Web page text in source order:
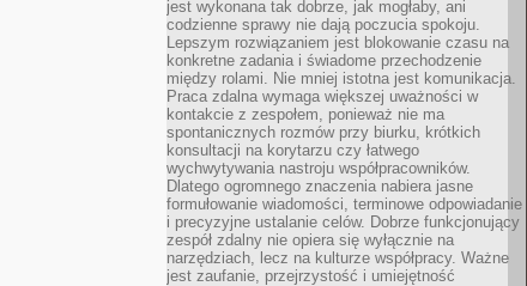
jest wykonana tak dobrze, jak mogłaby, ani
codzienne sprawy nie dają poczucia spokoju.
Lepszym rozwiązaniem jest blokowanie czasu na
konkretne zadania i świadome przechodzenie
między rolami. Nie mniej istotna jest komunikacja.
Praca zdalna wymaga większej uważności w
kontakcie z zespołem, ponieważ nie ma
spontanicznych rozmów przy biurku, krótkich
konsultacji na korytarzu czy łatwego
wychwytywania nastroju współpracowników.
Dlatego ogromnego znaczenia nabiera jasne
formułowanie wiadomości, terminowe odpowiadanie
i precyzyjne ustalanie celów. Dobrze funkcjonujący
zespół zdalny nie opiera się wyłącznie na
narzędziach, lecz na kulturze współpracy. Ważne
jest zaufanie, przejrzystość i umiejętność